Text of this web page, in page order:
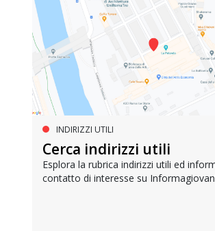
INDIRIZZI UTILI
Cerca indirizzi utili
Esplora la rubrica indirizzi utili ed
contatto di interesse su